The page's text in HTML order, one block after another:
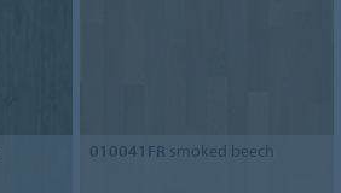
010041FR smoked beech